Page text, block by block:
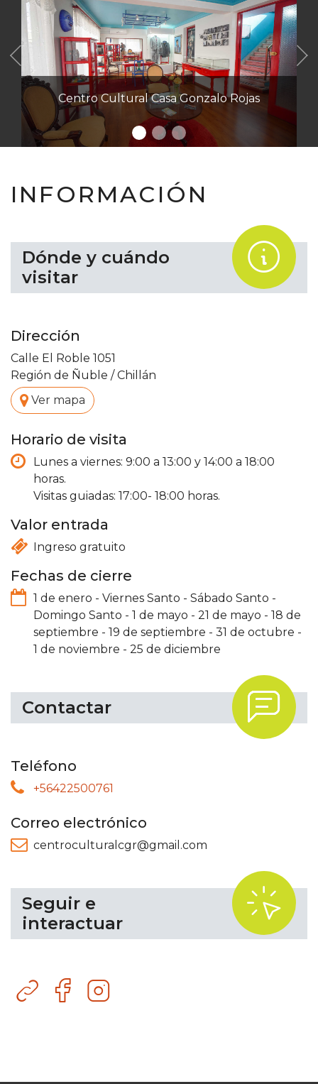
Centro Cultural Casa Gonzalo Rojas
Anterior
INFORMACIÓN
Dónde y cuándo
visitar
.
Dirección
Calle El Roble 1051
Región de Ñuble / Chillán
. Ver mapa
Horario de visita
Lunes a viernes: 9:00 a 13:00 y 14:00 a 18:00
horas.
Visitas guiadas: 17:00- 18:00 horas.
Valor entrada
Ingreso gratuito
Fechas de cierre
1 de enero - Viernes Santo - Sábado Santo -
Domingo Santo - 1 de mayo - 21 de mayo - 18 de
septiembre - 19 de septiembre - 31 de octubre -
1 de noviembre - 25 de diciembre
Contactar .
Teléfono
+56422500761
Correo electrónico
centroculturalcgr@gmail.com
Seguir e
interactuar
.